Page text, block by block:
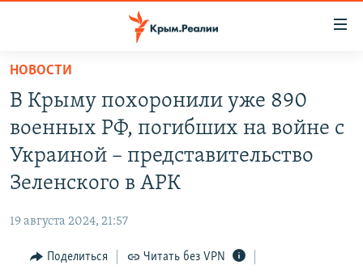
Вернуться
основному
содержанию
Вернутся
главной
Вернутся
поиску
СПЕЦПРОЕКТЫ
КАРТА ВОЕННЫХ ОБЪЕКТОВ КРЫМА
ВОДА
ИСТОРИЯ
ИНТЕРАКТИВ
ИНФОГРАФИКА
РАДІО СВОБОДА
КАК ОБОЙТИ БЛОКИРОВКУ
НОВОСТИ
В Крыму похоронили уже 890
военных РФ, погибших на войне с
Украиной – представительство
Зеленского в АРК
19 августа 2024, 21:57
Поделиться Читать без VPN